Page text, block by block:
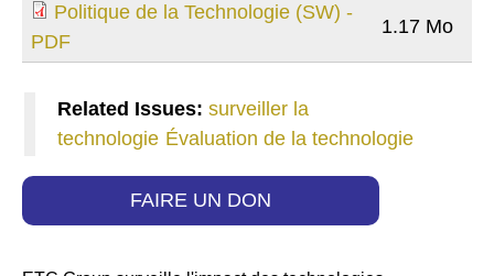
Politique de la Technologie (SW) -
PDF
1.17 Mo
Related Issues: surveiller la
technologie Évaluation de la technologie
FAIRE UN DON